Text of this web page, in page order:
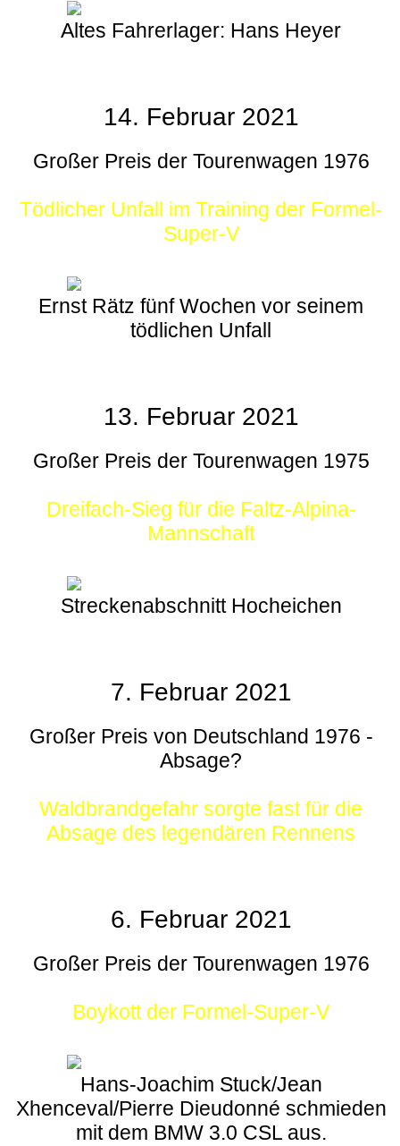
Altes Fahrerlager: Hans Heyer
14. Februar 2021
Großer Preis der Tourenwagen 1976
Tödlicher Unfall im Training der Formel-
Super-V
Ernst Rätz fünf Wochen vor seinem
tödlichen Unfall
13. Februar 2021
Großer Preis der Tourenwagen 1975
Dreifach-Sieg für die Faltz-Alpina-
Mannschaft
Streckenabschnitt Hocheichen
7. Februar 2021
Großer Preis von Deutschland 1976 -
Absage?
Waldbrandgefahr sorgte fast für die
Absage des legendären Rennens
6. Februar 2021
Großer Preis der Tourenwagen 1976
Boykott der Formel-Super-V
Hans-Joachim Stuck/Jean
Xhenceval/Pierre Dieudonné schmieden
mit dem BMW 3.0 CSL aus.